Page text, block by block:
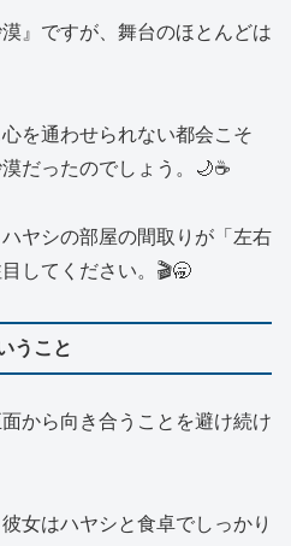
』ですが、舞台のほとんどは
を通わせられない都会こそ
だったのでしょう。🌙☕
ハヤシの部屋の間取りが「左右
してください。🎬🥱
うこと
から向き合うことを避け続け
女はハヤシと食卓でしっかり